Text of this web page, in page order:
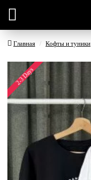
Главная Кофты и туники
2-3 Days